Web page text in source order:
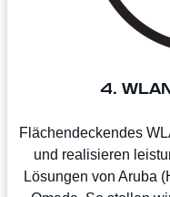
4.
Flächendeckendes
und realisieren
Lösungen von Aruba